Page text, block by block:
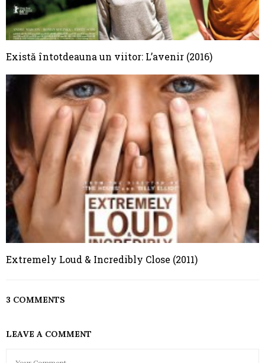
Există întotdeauna un viitor: L’avenir (2016)
Extremely Loud & Incredibly Close (2011)
3 COMMENTS
LEAVE A COMMENT